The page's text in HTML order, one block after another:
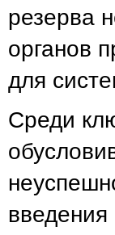
резерва
органов
для
Среди